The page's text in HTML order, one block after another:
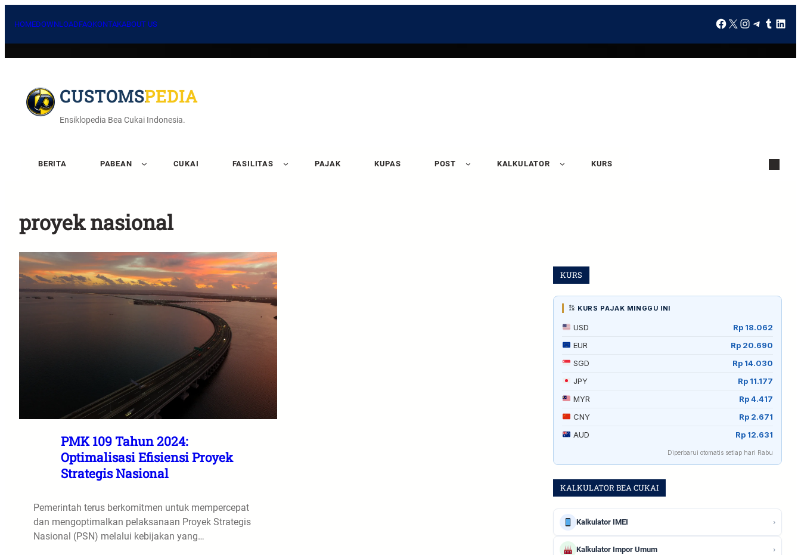
HOMEDOWNLOADFAQKONTAKABOUT US
CUSTOMSPEDIA
Ensiklopedia Bea Cukai Indonesia.
BERITA PABEAN CUKAI FASILITAS PAJAK KUPAS POST KALKULATOR KURS
proyek nasional
PMK 109 Tahun 2024:
Optimalisasi Efisiensi Proyek
Strategis Nasional
Pemerintah terus berkomitmen untuk mempercepat
dan mengoptimalkan pelaksanaan Proyek Strategis
Nasional (PSN) melalui kebijakan yang…
KURS
KURS PAJAK MINGGU INI
USD
Rp 18.062
EUR
Rp 20.690
SGD
Rp 14.030
JPY
Rp 11.177
MYR
Rp 4.417
CNY
Rp 2.671
AUD
Rp 12.631
Diperbarui otomatis setiap hari Rabu
KALKULATOR BEA CUKAI
Kalkulator IMEI ›
Kalkulator Impor Umum ›